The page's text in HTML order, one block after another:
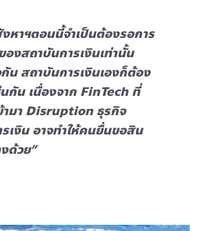
หาฯตอนนี้จำเป็นต้องรอการ
งสถาบันการเงินเท่านั้น
น สถาบันการเงินเองก็ต้อง
กัน เนื่องจาก FinTech ที่
ามา Disruption ธุรกิจ
เงิน อาจทำให้คนยื่นขอสิน
ด้วย”